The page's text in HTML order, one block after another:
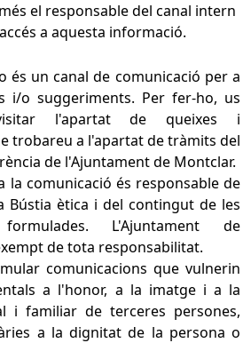
el responsable del canal intern
a aquesta informació.
és un canal de comunicació per a
i/o suggeriments. Per fer-ho, us
l'apartat de queixes i
trobareu a l'apartat de tràmits del
de l'Ajuntament de Montclar.
la comunicació és responsable de
Bústia ètica i del contingut de les
formulades. L'Ajuntament de
de tota responsabilitat.
comunicacions que vulnerin
a l'honor, a la imatge i a la
i familiar de terceres persones,
a la dignitat de la persona o